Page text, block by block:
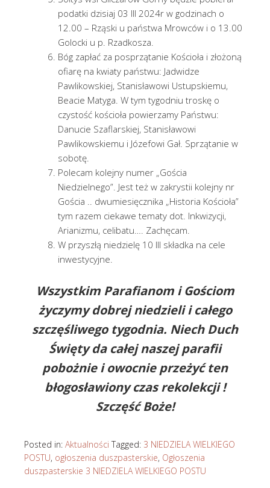
podatki dzisiaj 03 III 2024r w godzinach o
12.00 – Rząski u państwa Mrowców i o 13.00
Golocki u p. Rzadkosza.
Bóg zapłać za posprzątanie Kościoła i złożoną
ofiarę na kwiaty państwu: Jadwidze
Pawlikowskiej, Stanisławowi Ustupskiemu,
Beacie Matyga. W tym tygodniu troskę o
czystość kościoła powierzamy Państwu:
Danucie Szaflarskiej, Stanisławowi
Pawlikowskiemu i Józefowi Gał. Sprzątanie w
sobotę.
Polecam kolejny numer „Gościa
Niedzielnego”. Jest też w zakrystii kolejny nr
Gościa .. dwumiesięcznika „Historia Kościoła”
tym razem ciekawe tematy dot. Inkwizycji,
Arianizmu, celibatu…. Zachęcam.
W przyszłą niedzielę 10 III składka na cele
inwestycyjne.
Wszystkim Parafianom i Gościom
życzymy dobrej niedzieli i całego
szczęśliwego tygodnia. Niech Duch
Święty da całej naszej parafii
pobożnie i owocnie przeżyć ten
błogosławiony czas rekolekcji !
Szczęść Boże!
Posted in: Aktualności Tagged: 3 NIEDZIELA WIELKIEGO
POSTU, ogłoszenia duszpasterskie, Ogłoszenia
duszpasterskie 3 NIEDZIELA WIELKIEGO POSTU